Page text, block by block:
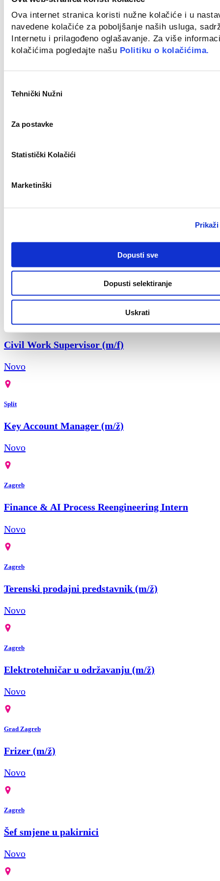
Ova internet stranica koristi nužne kolačiće i u
navedene kolačiće za poboljšanje naših usluga,
Internetu i prilagođeno oglašavanje. Za više
kolačićima pogledajte našu Politiku o kolačićima.
pristanka
Tehnički Nužni
Za postavke
Statistički Kolačići
Marketinški
Dopusti sve
Dopusti selektiranje
Uskrati
Monter centralnog grijanja (m/ž)
Novo
Novo
Field Sales Representative (Welding) m/f
Croatia
Key Account Manager
Zagreb
Civil Work Supervisor (m/f)
Novo
Split
Key Account Manager (m/ž)
Novo
Zagreb
Finance & AI Process Reengineering Intern
Novo
Zagreb
Terenski prodajni predstavnik (m/ž)
Novo
Zagreb
Elektrotehničar u održavanju (m/ž)
Novo
Grad Zagreb
Frizer (m/ž)
Novo
Zagreb
Šef smjene u pakirnici
Novo